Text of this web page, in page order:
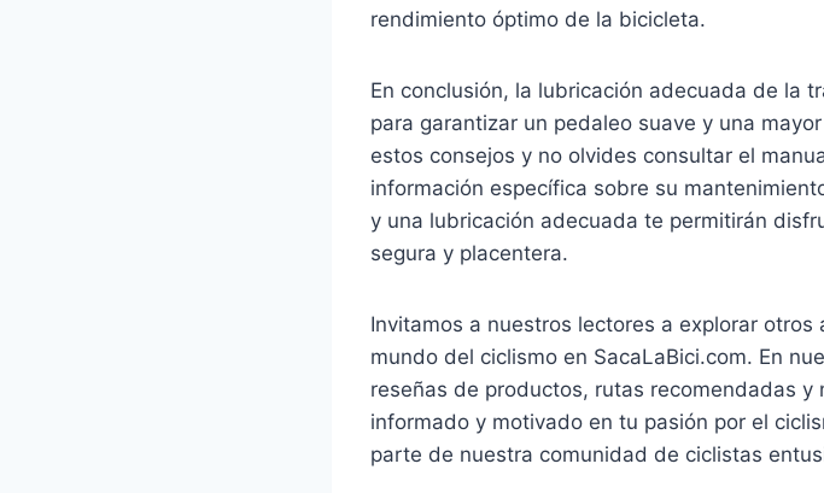
rendimiento óptimo de la bicicleta.
En conclusión, la lubricación adecuada de la
para garantizar un pedaleo suave y una
estos consejos y no olvides consultar el
información específica sobre su
y una lubricación adecuada te permitirán
segura y placentera.
Invitamos a nuestros lectores a explorar
mundo del ciclismo en SacaLaBici.com. En
reseñas de productos, rutas recomendadas
informado y motivado en tu pasión por el
parte de nuestra comunidad de ciclistas